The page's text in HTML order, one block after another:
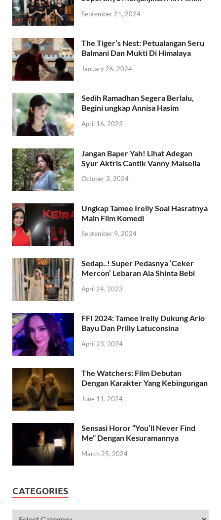
September 21, 2024
The Tiger’s Nest: Petualangan Seru
Balmani Dan Mukti Di Himalaya
January 26, 2024
Sedih Ramadhan Segera Berlalu,
Begini ungkap Annisa Hasim
April 16, 2023
Jangan Baper Yah! Lihat Adegan
Syur Aktris Cantik Vanny Maisella
October 2, 2024
Ungkap Tamee Irelly Soal Hasratnya
Main Film Komedi
September 9, 2024
Sedap..! Super Pedasnya ‘Ceker
Mercon’ Lebaran Ala Shinta Bebi
April 24, 2023
FFI 2024: Tamee Irelly Dukung Ario
Bayu Dan Prilly Latuconsina
April 23, 2024
The Watchers: Film Debutan
Dengan Karakter Yang Kebingungan
June 11, 2024
Sensasi Horor “You’ll Never Find
Me” Dengan Kesuramannya
March 25, 2024
CATEGORIES